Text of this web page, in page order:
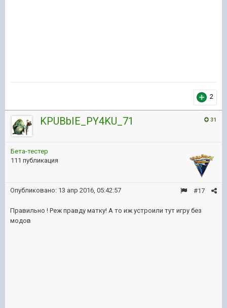
2
31
KPUBbIE_PY4KU_71
Бета-тестер
111 публикация
#17
Опубликовано: 13 апр 2016, 05:42:57
Правильно ! Реж правду матку! А то иж устроили тут игру без
модов